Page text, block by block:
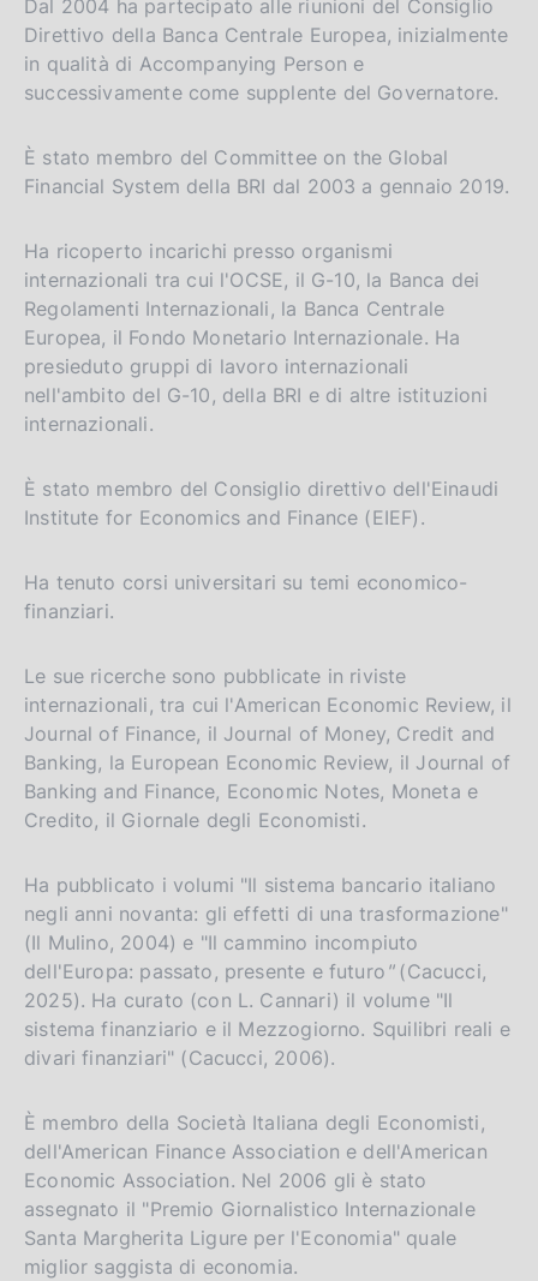
Dal 2004 ha partecipato alle riunioni del Consiglio
Direttivo della Banca Centrale Europea, inizialmente
in qualità di Accompanying Person e
successivamente come supplente del Governatore.
È stato membro del Committee on the Global
Financial System della BRI dal 2003 a gennaio 2019.
Ha ricoperto incarichi presso organismi
internazionali tra cui l'OCSE, il G-10, la Banca dei
Regolamenti Internazionali, la Banca Centrale
Europea, il Fondo Monetario Internazionale. Ha
presieduto gruppi di lavoro internazionali
nell'ambito del G-10, della BRI e di altre istituzioni
internazionali.
È stato membro del Consiglio direttivo dell'Einaudi
Institute for Economics and Finance (EIEF).
Ha tenuto corsi universitari su temi economico-
finanziari.
Le sue ricerche sono pubblicate in riviste
internazionali, tra cui l'American Economic Review, il
Journal of Finance, il Journal of Money, Credit and
Banking, la European Economic Review, il Journal of
Banking and Finance, Economic Notes, Moneta e
Credito, il Giornale degli Economisti.
Ha pubblicato i volumi "Il sistema bancario italiano
negli anni novanta: gli effetti di una trasformazione"
(Il Mulino, 2004) e "Il cammino incompiuto
dell'Europa: passato, presente e futuro "(Cacucci,
2025). Ha curato (con L. Cannari) il volume "Il
sistema finanziario e il Mezzogiorno. Squilibri reali e
divari finanziari" (Cacucci, 2006).
È membro della Società Italiana degli Economisti,
dell'American Finance Association e dell'American
Economic Association. Nel 2006 gli è stato
assegnato il "Premio Giornalistico Internazionale
Santa Margherita Ligure per l'Economia" quale
miglior saggista di economia.